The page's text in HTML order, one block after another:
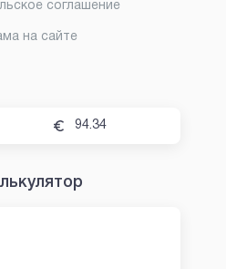
соглашение
на сайте
94.34